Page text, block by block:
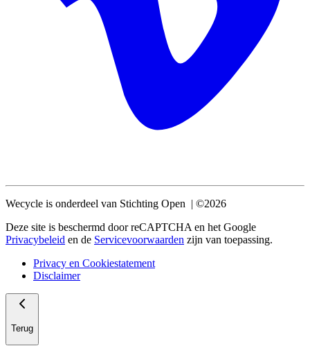
Wecycle is onderdeel van Stichting Open | ©2026
Deze site is beschermd door reCAPTCHA en het Google
Privacybeleid en de Servicevoorwaarden zijn van toepassing.
Privacy en Cookiestatement
Disclaimer
Terug